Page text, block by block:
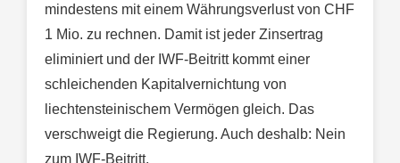
mindestens mit einem Währungsverlust von CHF
1 Mio. zu rechnen. Damit ist jeder Zinsertrag
eliminiert und der IWF-Beitritt kommt einer
schleichenden Kapitalvernichtung von
liechtensteinischem Vermögen gleich. Das
verschweigt die Regierung. Auch deshalb: Nein
zum IWF-Beitritt.